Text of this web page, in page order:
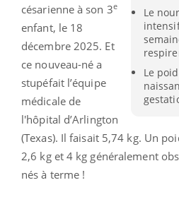
Le
Le
césarienne à son 3e
enfant, le 18
décembre 2025. Et
ce nouveau-né a
stupéfait l’équipe
médicale de
l'hôpital d’Arlington
(Texas). Il faisait 5,74 kg. Un
2,6 kg et 4 kg généralement
nés à terme !